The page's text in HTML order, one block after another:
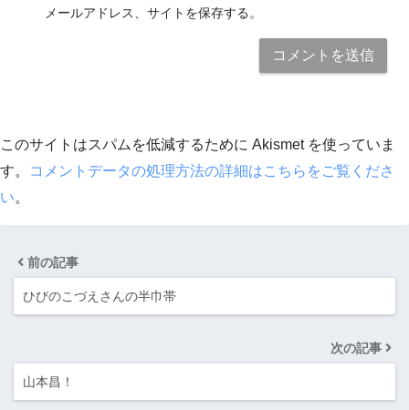
メールアドレス、サイトを保存する。
このサイトはスパムを低減するために Akismet を使っていま
す。
コメントデータの処理方法の詳細はこちらをご覧くださ
い。
前の記事
ひびのこづえさんの半巾帯
次の記事
山本昌！